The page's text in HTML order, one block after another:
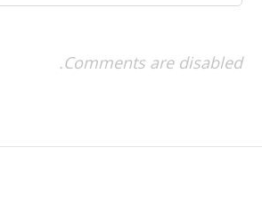
Comments are disabled.